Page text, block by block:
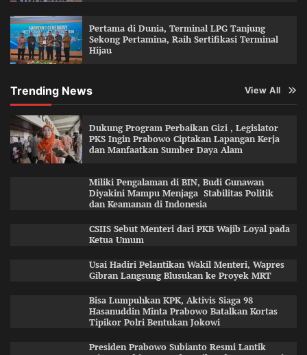
Pertama di Dunia, Terminal LPG Tanjung
Sekong Pertamina, Raih Sertifikasi Terminal
Hijau
Trending News View All
Dukung Program Perbaikan Gizi , Legislator
PKS Ingin Prabowo Ciptakan Lapangan Kerja
dan Manfaatkan Sumber Daya Alam
Miliki Pengalaman di BIN, Budi Gunawan
Diyakini Mampu Menjaga Stabilitas Politik
dan Keamanan di Indonesia
CSIIS Sebut Menteri dari PKB Wajib Loyal pada
Ketua Umum
Usai Hadiri Pelantikan Wakil Menteri, Wapres
Gibran Langsung Blusukan ke Proyek MRT
Bisa Lumpuhkan KPK, Aktivis Siaga 98
Hasanuddin Minta Prabowo Batalkan Kortas
Tipikor Polri Bentukan Jokowi
Presiden Prabowo Subianto Resmi Lantik